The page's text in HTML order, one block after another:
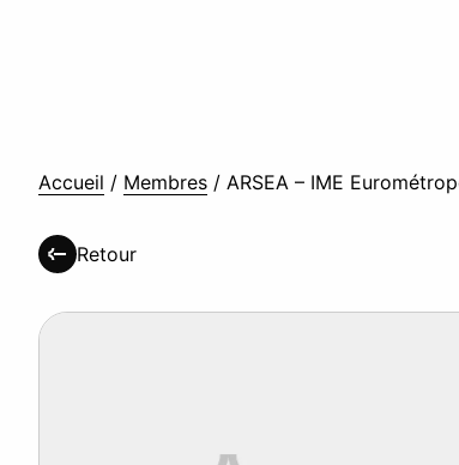
Accueil / Membres / ARSEA – IME
Retour